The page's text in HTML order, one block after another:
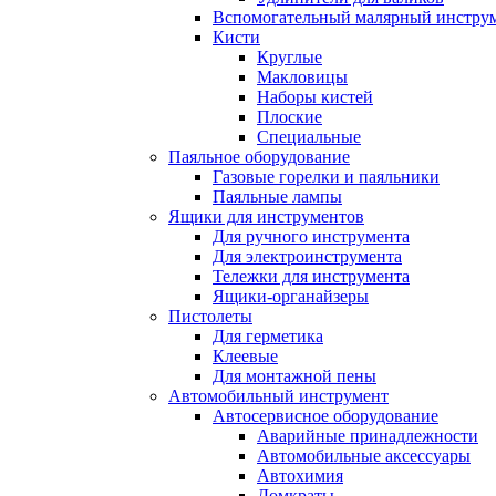
Вспомогательный малярный
Кисти
Круглые
Макловицы
Наборы кистей
Плоские
Специальные
Паяльное оборудование
Газовые горелки и паяльники
Паяльные лампы
Ящики для инструментов
Для ручного инструмента
Для электроинструмента
Тележки для инструмента
Ящики-органайзеры
Пистолеты
Для герметика
Клеевые
Для монтажной пены
Автомобильный инструмент
Автосервисное оборудование
Аварийные принадлежности
Автомобильные аксессуары
Автохимия